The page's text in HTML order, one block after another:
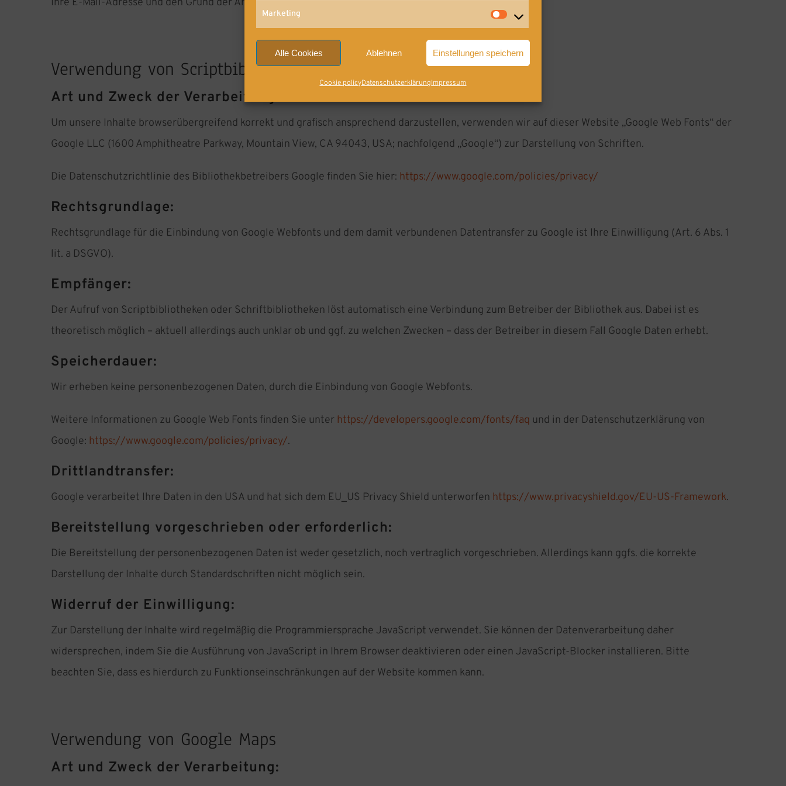
Marketing
Marketing
Alle Cookies Ablehnen Einstellungen speichern
Cookie policyDatenschutzerklärungImpressum
Ihre E-Mail-Adresse und den Grund der Anfrage mitteilen.
Verwendung von Scriptbibliotheken (Google Webfonts)
Art und Zweck der Verarbeitung:
Um unsere Inhalte browserübergreifend korrekt und grafisch ansprechend darzustellen, verwenden wir auf dieser Website „Google Web Fonts“ der
Google LLC (1600 Amphitheatre Parkway, Mountain View, CA 94043, USA; nachfolgend „Google“) zur Darstellung von Schriften.
Die Datenschutzrichtlinie des Bibliothekbetreibers Google finden Sie hier: https://www.google.com/policies/privacy/
Rechtsgrundlage:
Rechtsgrundlage für die Einbindung von Google Webfonts und dem damit verbundenen Datentransfer zu Google ist Ihre Einwilligung (Art. 6 Abs. 1
lit. a DSGVO).
Empfänger:
Der Aufruf von Scriptbibliotheken oder Schriftbibliotheken löst automatisch eine Verbindung zum Betreiber der Bibliothek aus. Dabei ist es
theoretisch möglich – aktuell allerdings auch unklar ob und ggf. zu welchen Zwecken – dass der Betreiber in diesem Fall Google Daten erhebt.
Speicherdauer:
Wir erheben keine personenbezogenen Daten, durch die Einbindung von Google Webfonts.
Weitere Informationen zu Google Web Fonts finden Sie unter https://developers.google.com/fonts/faq und in der Datenschutzerklärung von
Google: https://www.google.com/policies/privacy/.
Drittlandtransfer:
Google verarbeitet Ihre Daten in den USA und hat sich dem EU_US Privacy Shield unterworfen https://www.privacyshield.gov/EU-US-Framework.
Bereitstellung vorgeschrieben oder erforderlich:
Die Bereitstellung der personenbezogenen Daten ist weder gesetzlich, noch vertraglich vorgeschrieben. Allerdings kann ggfs. die korrekte
Darstellung der Inhalte durch Standardschriften nicht möglich sein.
Widerruf der Einwilligung:
Zur Darstellung der Inhalte wird regelmäßig die Programmiersprache JavaScript verwendet. Sie können der Datenverarbeitung daher
widersprechen, indem Sie die Ausführung von JavaScript in Ihrem Browser deaktivieren oder einen JavaScript-Blocker installieren. Bitte
beachten Sie, dass es hierdurch zu Funktionseinschränkungen auf der Website kommen kann.
Verwendung von Google Maps
Art und Zweck der Verarbeitung: